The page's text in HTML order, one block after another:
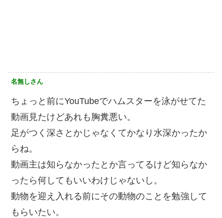
名無しさん
ちょっと前にYouTubeでハムスターを泳がせてた
動画見たけどあれも胸糞悪い。
足がつく深さとかじゃなくてかなり水深かったか
らね。
動画主は知らなかったとか言ってるけど知らなか
ったら何してもいいわけじゃないし。
動物を迎え入れる前にその動物のことを勉強して
もらいたい。